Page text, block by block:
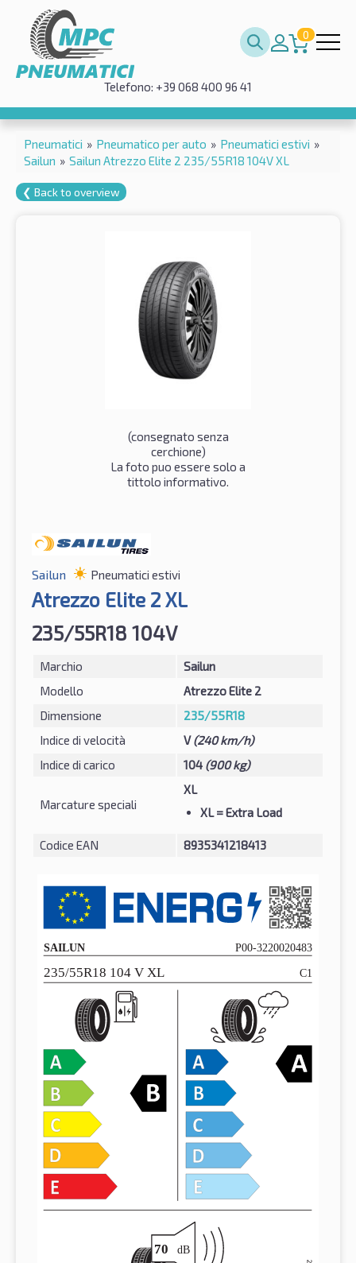
0
Telefono: +39 068 400 96 41
Pneumatici » Pneumatico per auto » Pneumatici estivi »
Sailun » Sailun Atrezzo Elite 2 235/55R18 104V XL
❮ Back to overview
(consegnato senza
cerchione)
La foto puo essere solo a
tittolo informativo.
Sailun Pneumatici estivi
Atrezzo Elite 2 XL
235/55R18 104V
Marchio
Sailun
Modello
Atrezzo Elite 2
Dimensione
235/55R18
Indice di velocità
V(240 km/h)
Indice di carico
104 (900 kg)
Marcature speciali
XL
XL= Extra Load
Codice EAN 8935341218413